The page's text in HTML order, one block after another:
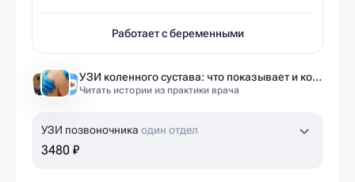
Работает с беременными
УЗИ коленного сустава: что показывает и когда назначают
Читать истории из практики врача
УЗИ позвоночника один отдел
3480 ₽